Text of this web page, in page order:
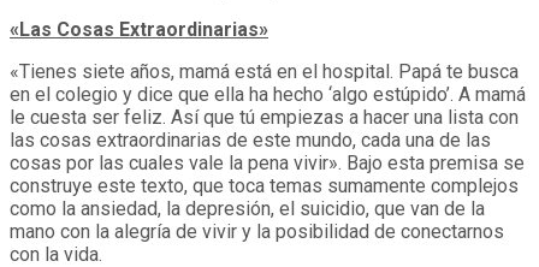
«Las Cosas Extraordinarias»
«Tienes siete años, mamá está en el hospital. Papá te busca
en el colegio y dice que ella ha hecho ‘algo estúpido’. A mamá
le cuesta ser feliz. Así que tú empiezas a hacer una lista con
las cosas extraordinarias de este mundo, cada una de las
cosas por las cuales vale la pena vivir». Bajo esta premisa se
construye este texto, que toca temas sumamente complejos
como la ansiedad, la depresión, el suicidio, que van de la
mano con la alegría de vivir y la posibilidad de conectarnos
con la vida.